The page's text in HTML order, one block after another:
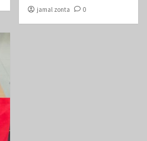
jamal zonta 0